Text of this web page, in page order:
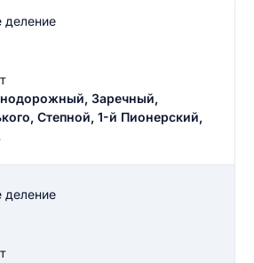
деление
Заречный,
Степной, 1-й Пионерский,
деление